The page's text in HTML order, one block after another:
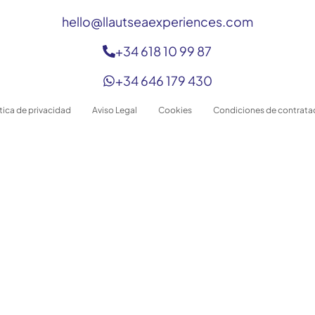
hello@llautseaexperiences.com
+34 618 10 99 87
+34 646 179 430
de privacidad Aviso Legal Cookies Condiciones de